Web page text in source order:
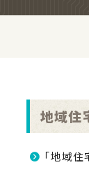
地域住
「地域住